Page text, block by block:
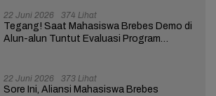
22 Juni 2026 374 Lihat
Tegang! Saat Mahasiswa Brebes Demo di
Alun-alun Tuntut Evaluasi Program
22 Juni 2026 373 Lihat
Sore Ini, Aliansi Mahasiswa Brebes